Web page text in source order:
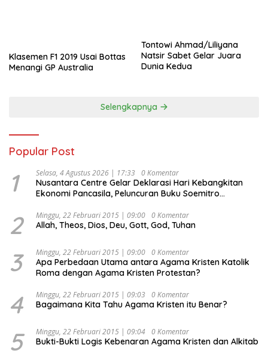
Klasemen F1 2019 Usai Bottas
Menangi GP Australia
Tontowi Ahmad/Liliyana
Natsir Sabet Gelar Juara
Dunia Kedua
Selengkapnya
Popular Post
1 Selasa, 4 Agustus 2026 | 17:33 0 Komentar
Nusantara Centre Gelar Deklarasi Hari Kebangkitan
Ekonomi Pancasila, Peluncuran Buku Soemitro
Ekonomi Politik Indonesia) & Simposium Nasional
“Urgensi Undang-Undang Perekonomian Nasional dan
Indonesia Emas 2045”,
2 Minggu, 22 Februari 2015 | 09:00 0 Komentar
Allah, Theos, Dios, Deu, Gott, God, Tuhan
3 Minggu, 22 Februari 2015 | 09:00 0 Komentar
Apa Perbedaan Utama antara Agama Kristen Katolik
Roma dengan Agama Kristen Protestan?
4 Minggu, 22 Februari 2015 | 09:03 0 Komentar
Bagaimana Kita Tahu Agama Kristen itu Benar?
5 Minggu, 22 Februari 2015 | 09:04 0 Komentar
Bukti-Bukti Logis Kebenaran Agama Kristen dan Alkitab